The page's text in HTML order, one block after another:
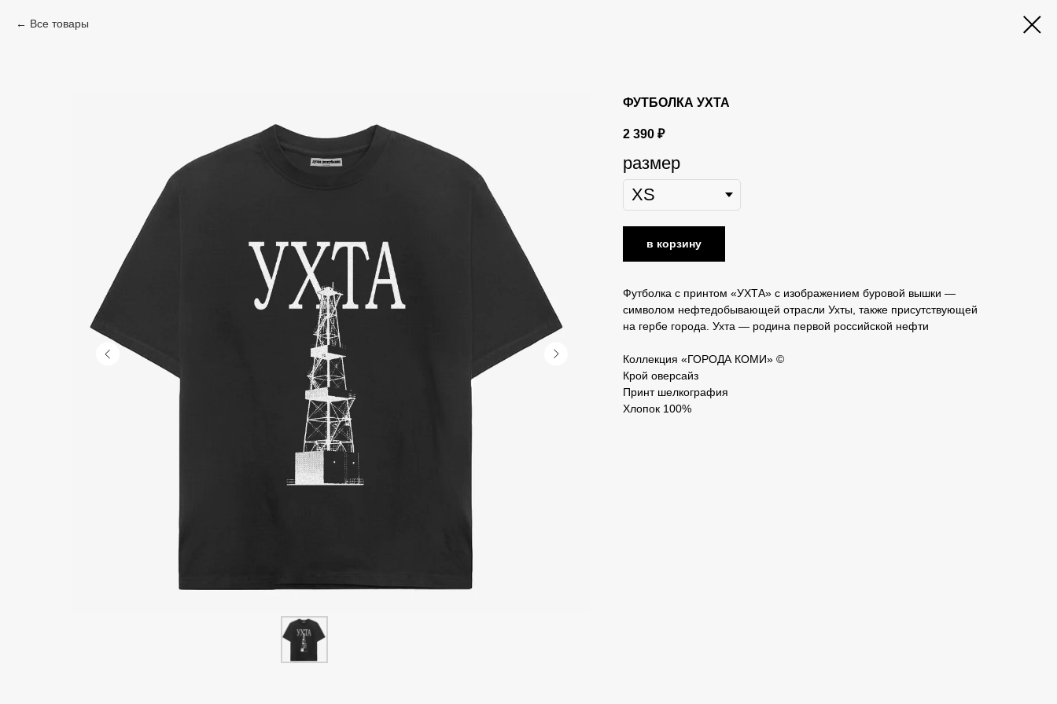
Все товары
ФУТБОЛКА УХТА
2 390 ₽
размер
в корзину
Футболка с принтом «УХТА» с изображением буровой вышки —
символом нефтедобывающей отрасли Ухты, также присутствующей
на гербе города. Ухта — родина первой российской нефти
Коллекция «ГОРОДА КОМИ» ©
Крой оверсайз
Принт шелкография
Хлопок 100%